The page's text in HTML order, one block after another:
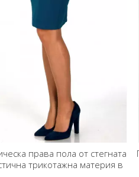
от лекo трико в свободен
с пейсли мотиви в синьо,